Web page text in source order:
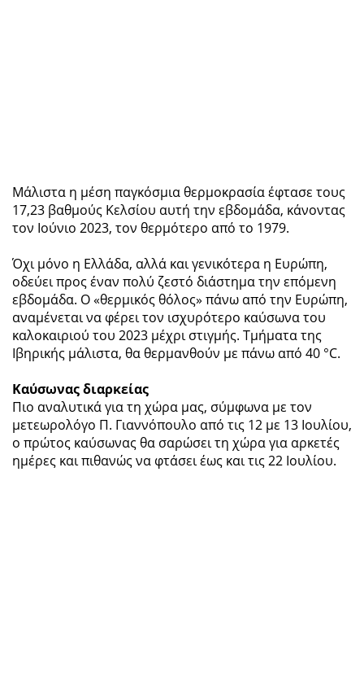
Μάλιστα η μέση παγκόσμια θερμοκρασία έφτασε τους
17,23 βαθμούς Κελσίου αυτή την εβδομάδα, κάνοντας
τον Ιούνιο 2023, τον θερμότερο από το 1979.
Όχι μόνο η Ελλάδα, αλλά και γενικότερα η Ευρώπη,
οδεύει προς έναν πολύ ζεστό διάστημα την επόμενη
εβδομάδα. Ο «θερμικός θόλος» πάνω από την Ευρώπη,
αναμένεται να φέρει τον ισχυρότερο καύσωνα του
καλοκαιριού του 2023 μέχρι στιγμής. Τμήματα της
Ιβηρικής μάλιστα, θα θερμανθούν με πάνω από 40 °C.
Καύσωνας διαρκείας
Πιο αναλυτικά για τη χώρα μας, σύμφωνα με τον
μετεωρολόγο Π. Γιαννόπουλο από τις 12 με 13 Ιουλίου,
ο πρώτος καύσωνας θα σαρώσει τη χώρα για αρκετές
ημέρες και πιθανώς να φτάσει έως και τις 22 Ιουλίου.